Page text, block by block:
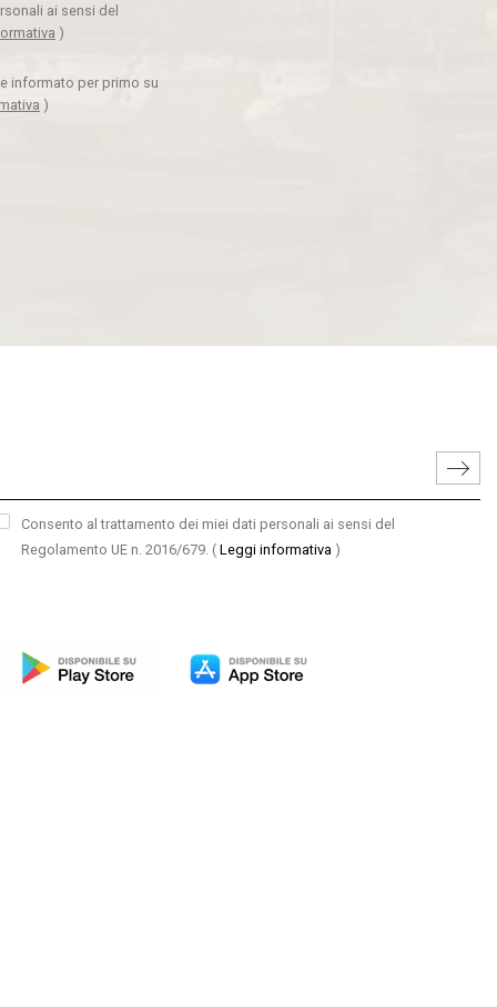
ai sensi del
)
informato per primo su
)
Consento al trattamento dei miei dati personali ai sensi del
Regolamento UE n. 2016/679. ( Leggi informativa )